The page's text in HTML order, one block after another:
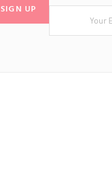
SIGN UP